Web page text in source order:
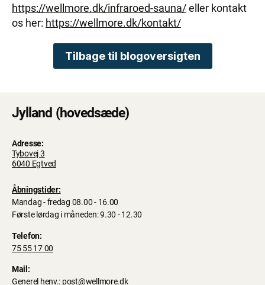
https://wellmore.dk/infraroed-sauna/eller kontakt
os her: https://wellmore.dk/kontakt/
Tilbage til blogoversigten
Jylland (hovedsæde)
Adresse:
Tybovej 3
6040 Egtved
Åbningstider:
Mandag - fredag 08.00 - 16.00
Første lørdag i måneden: 9.30 - 12.30
Telefon:
75 55 17 00
Mail:
Generel henv.: post@wellmore.dk